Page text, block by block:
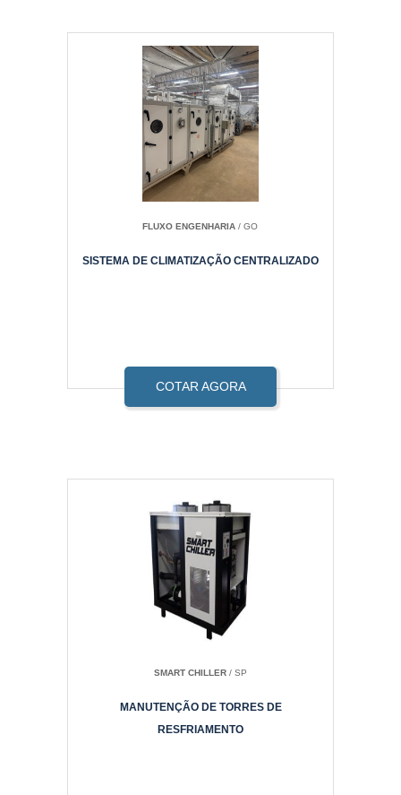
FLUXO ENGENHARIA / GO
SISTEMA DE CLIMATIZAÇÃO CENTRALIZADO
COTAR AGORA
SMART CHILLER/ SP
MANUTENÇÃO DE TORRES DE
RESFRIAMENTO